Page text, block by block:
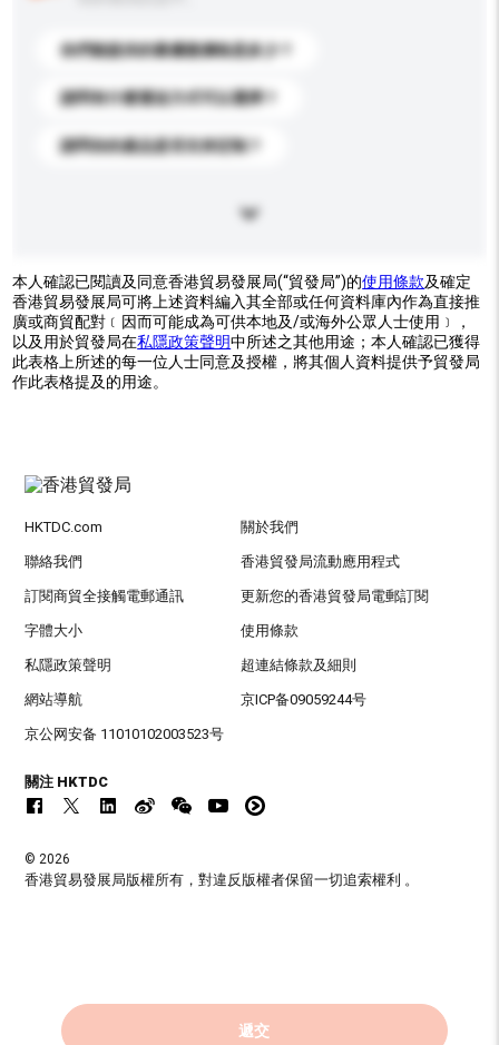
你們能提供的最優惠價格是多少？
請問有什麼運送方式可以選擇？
請問你的產品是否支持定制？
本人確認已閱讀及同意香港貿易發展局(“貿發局”)的使用條款及確定
香港貿易發展局可將上述資料編入其全部或任何資料庫內作為直接推
廣或商貿配對﹝因而可能成為可供本地及/或海外公眾人士使用﹞，
以及用於貿發局在私隱政策聲明中所述之其他用途；本人確認已獲得
此表格上所述的每一位人士同意及授權，將其個人資料提供予貿發局
作此表格提及的用途。
遞交
HKTDC.com 關於我們
聯絡我們 香港貿發局流動應用程式
訂閱商貿全接觸電郵通訊 更新您的香港貿發局電郵訂閱
字體大小 使用條款
私隱政策聲明 超連結條款及細則
網站導航 京ICP备09059244号
京公网安备 11010102003523号
關注 HKTDC
© 2026
香港貿易發展局版權所有，對違反版權者保留一切追索權利 。